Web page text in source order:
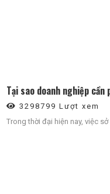
Tại sao doanh nghiệp
3298799 Lượt xem
Trong thời đại hiện nay, việc